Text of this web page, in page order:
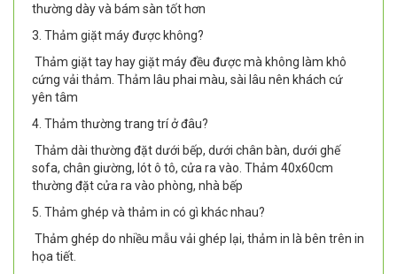
thường dày và bám sàn tốt hơn
3. Thảm giặt máy được không?
Thảm giặt tay hay giặt máy đều được mà không làm khô
cứng vải thảm. Thảm lâu phai màu, sài lâu nên khách cứ
yên tâm
4. Thảm thường trang trí ở đâu?
Thảm dài thường đặt dưới bếp, dưới chân bàn, dưới ghế
sofa, chân giường, lót ô tô, cửa ra vào. Thảm 40x60cm
thường đặt cửa ra vào phòng, nhà bếp
5. Thảm ghép và thảm in có gì khác nhau?
Thảm ghép do nhiều mẫu vải ghép lại, thảm in là bên trên in
họa tiết.